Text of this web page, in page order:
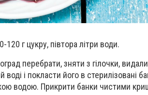
120 г цукру, півтора літри води.
перебрати, зняти з гілочки,
і покласти його в стерилізовані
водою. Прикрити банки чистими